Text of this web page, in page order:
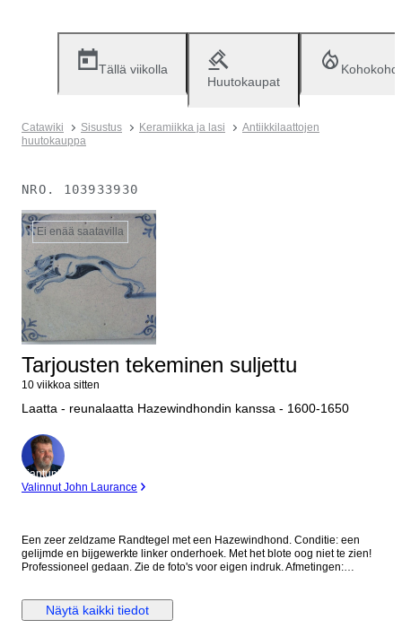
Tällä viikolla
Huutokaupat
Catawiki Sisustus Keramiikka ja lasi
Antiikkilaattojen
huutokauppa
NRO. 103933930
Ei enää saatavilla
Tarjousten tekeminen suljettu
10 viikkoa sitten
Laatta - reunalaatta Hazewindhondin kanssa - 1600-1650
asiantuntija
Valinnut John Laurance
Een zeer zeldzame Randtegel met een Hazewindhond. Conditie: een
gelijmde en bijgewerkte linker onderhoek. Met het blote oog niet te zien!
Professioneel gedaan. Zie de foto's voor eigen indruk. Afmetingen:
code Postnl Pakketdienst
Näytä kaikki tiedot